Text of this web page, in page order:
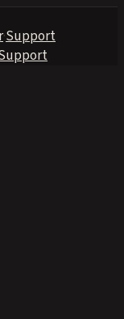
·Support